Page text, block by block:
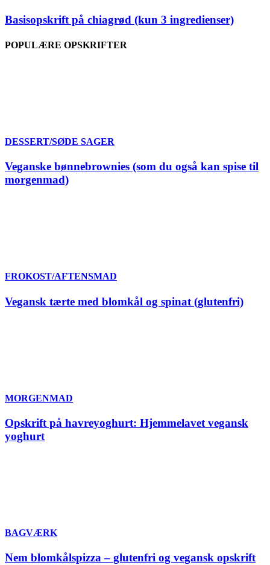
Basisopskrift på chiagrød (kun 3 ingredienser)
POPULÆRE OPSKRIFTER
DESSERT/SØDE SAGER
Veganske bønnebrownies (som du også kan spise til
morgenmad)
FROKOST/AFTENSMAD
Vegansk tærte med blomkål og spinat (glutenfri)
MORGENMAD
Opskrift på havreyoghurt: Hjemmelavet vegansk
yoghurt
BAGVÆRK
Nem blomkålspizza – glutenfri og vegansk opskrift